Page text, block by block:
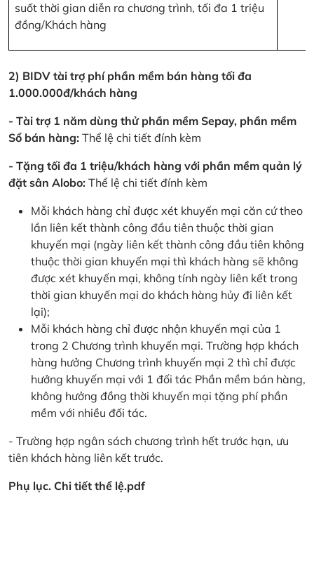
suốt thời gian diễn ra chương trình, tối đa 1 triệu
đồng/Khách hàng
2) BIDV tài trợ phí phần mềm bán hàng tối đa
1.000.000đ/khách hàng
- Tài trợ 1 năm dùng thử phần mềm Sepay, phần mềm
Sổ bán hàng: Thể lệ chi tiết đính kèm
- Tặng tối đa 1 triệu/khách hàng với phần mềm quản lý
đặt sân Alobo: Thể lệ chi tiết đính kèm
Mỗi khách hàng chỉ được xét khuyến mại căn cứ theo
lần liên kết thành công đầu tiên thuộc thời gian
khuyến mại (ngày liên kết thành công đầu tiên không
thuộc thời gian khuyến mại thì khách hàng sẽ không
được xét khuyến mại, không tính ngày liên kết trong
thời gian khuyến mại do khách hàng hủy đi liên kết
lại);
Mỗi khách hàng chỉ được nhận khuyến mại của 1
trong 2 Chương trình khuyến mại. Trường hợp khách
hàng hưởng Chương trình khuyến mại 2 thì chỉ được
hưởng khuyến mại với 1 đối tác Phần mềm bán hàng,
không hưởng đồng thời khuyến mại tặng phí phần
mềm với nhiều đối tác.
- Trường hợp ngân sách chương trình hết trước hạn, ưu
tiên khách hàng liên kết trước.
Phụ lục. Chi tiết thể lệ.pdf